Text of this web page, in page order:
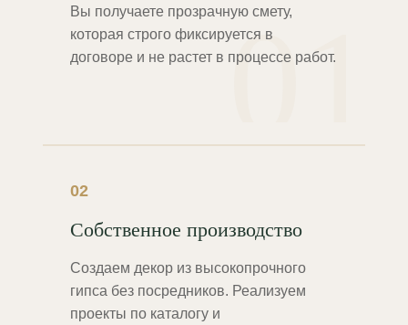
01
Вы получаете прозрачную смету,
которая строго фиксируется в
договоре и не растет в процессе работ.
02
Собственное производство
Создаем декор из высокопрочного
гипса без посредников. Реализуем
проекты по каталогу и